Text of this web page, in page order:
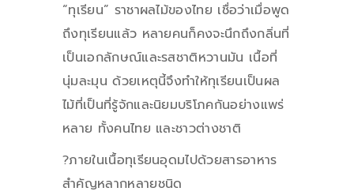
“ทุเรียน” ราชาผลไม้ของไทย เชื่อว่าเมื่อพูด
ถึงทุเรียนแล้ว หลายคนก็คงจะนึกถึงกลิ่นที่
เป็นเอกลักษณ์และรสชาติหวานมัน เนื้อที่
นุ่มละมุน ด้วยเหตุนี้จึงทำให้ทุเรียนเป็นผล
ไม้ที่เป็นที่รู้จักและนิยมบริโภคกันอย่างแพร่
หลาย ทั้งคนไทย และชาวต่างชาติ
?ภายในเนื้อทุเรียนอุดมไปด้วยสารอาหาร
สำคัญหลากหลายชนิด